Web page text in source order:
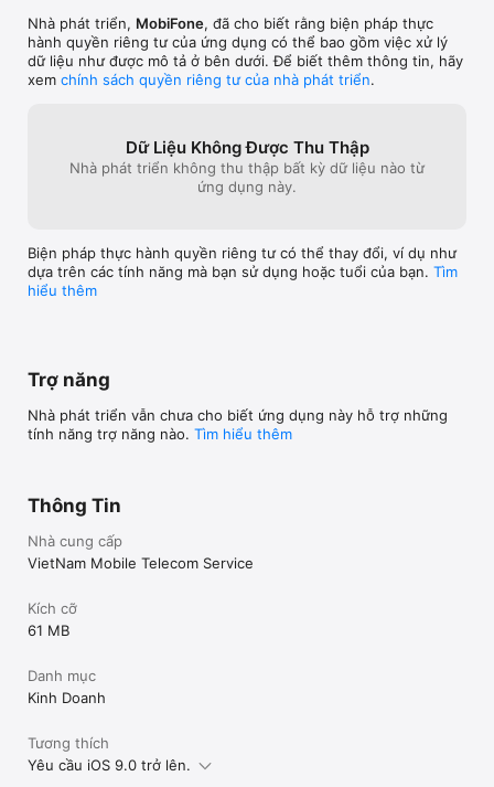
Nhà phát triển, MobiFone, đã cho biết rằng biện pháp thực
hành quyền riêng tư của ứng dụng có thể bao gồm việc xử lý
dữ liệu như được mô tả ở bên dưới. Để biết thêm thông tin, hãy
xem chính sách quyền riêng tư của nhà phát triển.
Dữ Liệu Không Được Thu Thập
Nhà phát triển không thu thập bất kỳ dữ liệu nào từ
ứng dụng này.
Biện pháp thực hành quyền riêng tư có thể thay đổi, ví dụ như
dựa trên các tính năng mà bạn sử dụng hoặc tuổi của bạn. Tìm
hiểu thêm
Trợ năng
Nhà phát triển vẫn chưa cho biết ứng dụng này hỗ trợ những
tính năng trợ năng nào. Tìm hiểu thêm
Thông Tin
Nhà cung cấp
VietNam Mobile Telecom Service
Kích cỡ
61 MB
Danh mục
Kinh Doanh
Tương thích
Yêu cầu iOS 9.0 trở lên.